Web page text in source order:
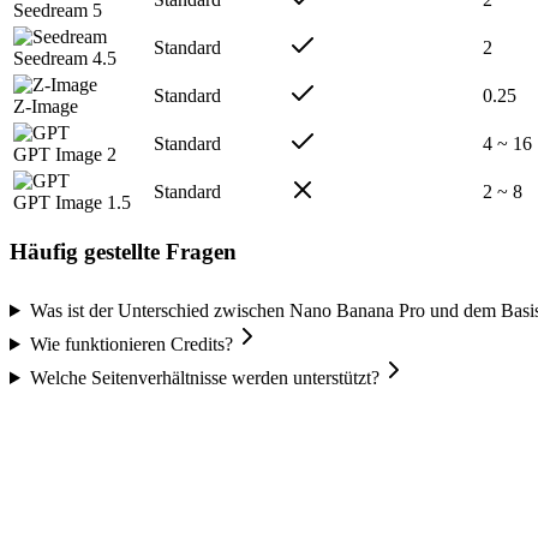
Seedream 5
Seedream 4.5
Standard 2
Z-Image
Standard 0.25
GPT Image 2
Standard 4 ~ 16
GPT Image 1.5
Standard 2 ~ 8
Häufig gestellte Fragen
Was ist der Unterschied zwischen Nano Banana Pro und dem
Wie funktionieren Credits?
Welche Seitenverhältnisse werden unterstützt?